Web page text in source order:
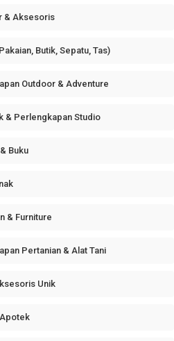
& Aksesoris
Butik, Sepatu, Tas)
Outdoor & Adventure
& Perlengkapan Studio
Buku
& Furniture
Pertanian & Alat Tani
Unik